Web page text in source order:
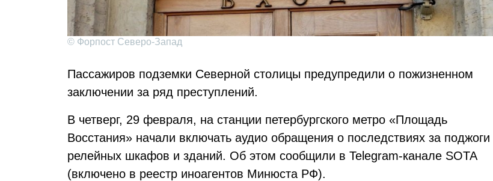
© Форпост Северо-Запад
Пассажиров подземки Северной столицы предупредили о пожизненном
заключении за ряд преступлений.
В четверг, 29 февраля, на станции петербургского метро «Площадь
Восстания» начали включать аудио обращения о последствиях за поджоги
релейных шкафов и зданий. Об этом сообщили в Telegram-канале SOTA
(включено в реестр иноагентов Минюста РФ).